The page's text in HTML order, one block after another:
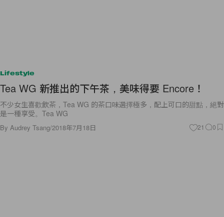
Lifestyle
Tea WG 新推出的下午茶，美味得要 Encore！
不少女生喜歡飲茶，Tea WG 的茶口味選擇極多，配上可口的甜點，絕對
是一種享受。Tea WG
By Audrey Tsang/2018年7月18日 21 0